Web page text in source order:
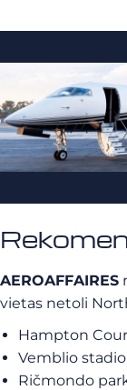
AEROAFFAIRES
vietas netoli
Hampton
Vemblio
Ričmondo